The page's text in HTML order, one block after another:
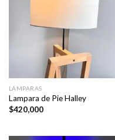
LÁMPARAS
Lampara de Pie Halley
$420,000